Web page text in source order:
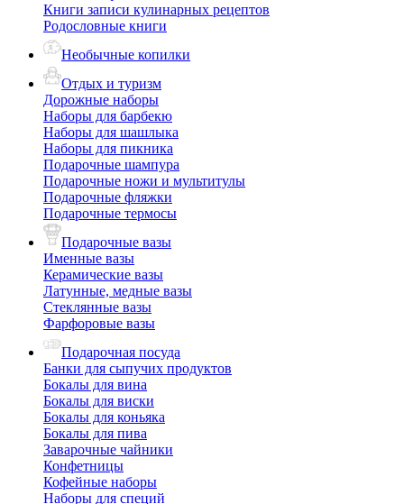
Книги записи кулинарных рецептов
Родословные книги
Необычные копилки
Отдых и туризм
Дорожные наборы
Наборы для барбекю
Наборы для шашлыка
Наборы для пикника
Подарочные шампура
Подарочные ножи и мультитулы
Подарочные фляжки
Подарочные термосы
Подарочные вазы
Именные вазы
Керамические вазы
Латунные, медные вазы
Стеклянные вазы
Фарфоровые вазы
Подарочная посуда
Банки для сыпучих продуктов
Бокалы для вина
Бокалы для виски
Бокалы для коньяка
Бокалы для пива
Заварочные чайники
Конфетницы
Кофейные наборы
Наборы для специй